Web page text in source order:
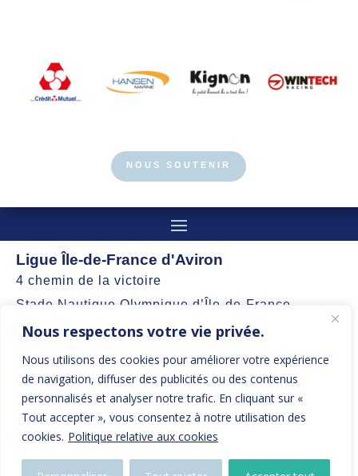
Nous respectons votre vie privée.
Nous utilisons des cookies pour améliorer votre expérience
de navigation, diffuser des publicités ou des contenus
personnalisés et analyser notre trafic. En cliquant sur «
Tout accepter », vous consentez à notre utilisation des
cookies. Politique relative aux cookies
NOUS SOUTENIR
Ligue Île-de-France d'Aviron
4 chemin de la victoire
Stade Nautique Olympique d’Île-de-France
77360 Vaires-sur-Marne
contact@aviron-iledefrance.org
Suivez nos actualités et restez informés